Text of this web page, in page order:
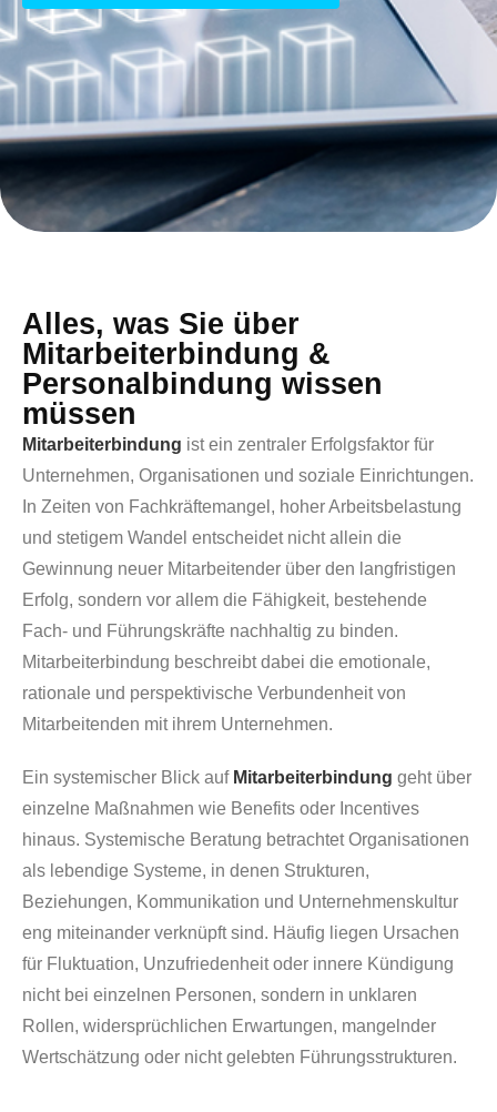
Alles, was Sie über
Mitarbeiterbindung &
Personalbindung wissen
müssen
Mitarbeiterbindung ist ein zentraler Erfolgsfaktor für
Unternehmen, Organisationen und soziale Einrichtungen.
In Zeiten von Fachkräftemangel, hoher Arbeitsbelastung
und stetigem Wandel entscheidet nicht allein die
Gewinnung neuer Mitarbeitender über den langfristigen
Erfolg, sondern vor allem die Fähigkeit, bestehende
Fach- und Führungskräfte nachhaltig zu binden.
Mitarbeiterbindung beschreibt dabei die emotionale,
rationale und perspektivische Verbundenheit von
Mitarbeitenden mit ihrem Unternehmen.
Ein systemischer Blick auf Mitarbeiterbindung geht über
einzelne Maßnahmen wie Benefits oder Incentives
hinaus. Systemische Beratung betrachtet Organisationen
als lebendige Systeme, in denen Strukturen,
Beziehungen, Kommunikation und Unternehmenskultur
eng miteinander verknüpft sind. Häufig liegen Ursachen
für Fluktuation, Unzufriedenheit oder innere Kündigung
nicht bei einzelnen Personen, sondern in unklaren
Rollen, widersprüchlichen Erwartungen, mangelnder
Wertschätzung oder nicht gelebten Führungsstrukturen.